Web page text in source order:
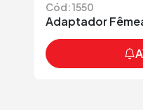
Cód: 1550
Adaptador